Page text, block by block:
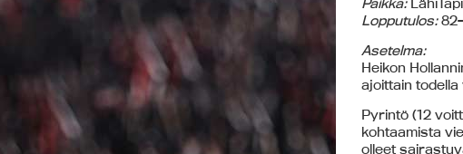
Lopputulos:82-
Asetelma:
Heikon
ajoittain
Pyrintö (12
kohtaamista
olleet